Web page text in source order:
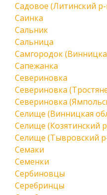
Садовое (Литинский
Саинка
Сальник
Сальница
Самгородок
Сапежанка
Севериновка
Севериновка
Севериновка
Селище (Винницкая
Селище (Козятинский
Селище (Тывровский
Семаки
Семенки
Сербиновцы
Серебринцы